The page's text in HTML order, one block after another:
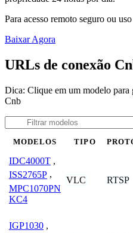
Para acesso remoto seguro ou
Baixar Agora
URLs de conexão
Dica: Clique em um modelo para
Cnb
MODELOS TIPO
IDC4000T ,
ISS2765P ,
MPC1070PN
KC4
VLC RTSP
IGP1030 ,